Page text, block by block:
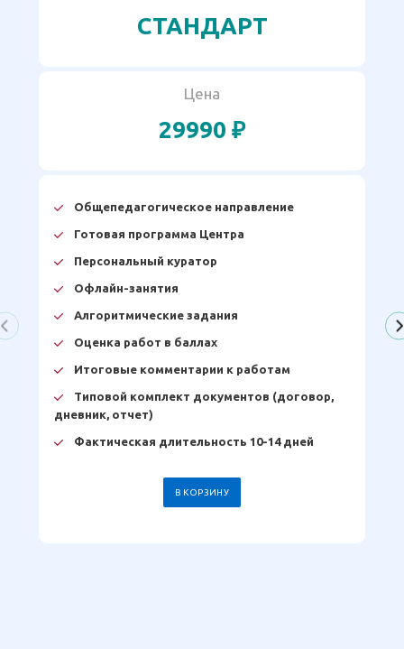
СТАНДАРТ
Цена
29990 ₽
Общепедагогическое направление
Готовая программа Центра
Персональный куратор
Офлайн-занятия
Алгоритмические задания
Оценка работ в баллах
Итоговые комментарии к работам
Типовой комплект документов (договор,
дневник, отчет)
Фактическая длительность 10-14 дней
В КОРЗИНУ